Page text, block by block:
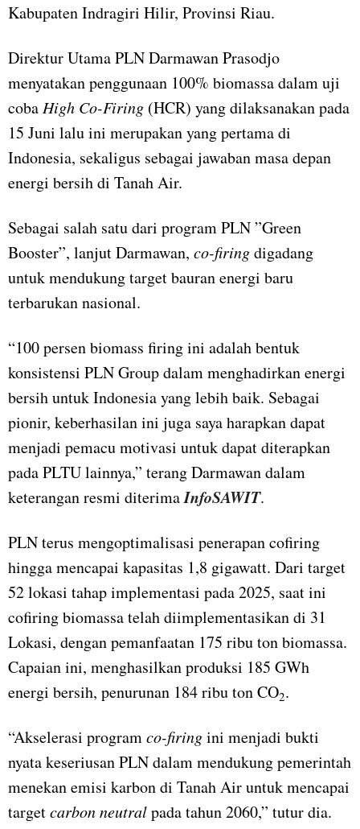
Kabupaten Indragiri Hilir, Provinsi Riau.
Direktur Utama PLN Darmawan Prasodjo
menyatakan penggunaan 100% biomassa dalam uji
cobaHigh Co-Firing (HCR) yang dilaksanakan pada
15 Juni lalu ini merupakan yang pertama di
Indonesia, sekaligus sebagai jawaban masa depan
energi bersih di Tanah Air.
Sebagai salah satu dari program PLN ”Green
Booster”, lanjut Darmawan, co-firingdigadang
untuk mendukung target bauran energi baru
terbarukan nasional.
“100 persen biomass firing ini adalah bentuk
konsistensi PLN Group dalam menghadirkan energi
bersih untuk Indonesia yang lebih baik. Sebagai
pionir, keberhasilan ini juga saya harapkan dapat
menjadi pemacu motivasi untuk dapat diterapkan
pada PLTU lainnya,” terang Darmawan dalam
keterangan resmi diterimaInfoSAWIT.
PLN terus mengoptimalisasi penerapan cofiring
hingga mencapai kapasitas 1,8 gigawatt. Dari target
52 lokasi tahap implementasi pada 2025, saat ini
cofiring biomassa telah diimplementasikan di 31
Lokasi, dengan pemanfaatan 175 ribu ton biomassa.
Capaian ini, menghasilkan produksi 185 GWh
energi bersih, penurunan 184 ribu ton CO2.
“Akselerasi programco-firingini menjadi bukti
nyata keseriusan PLN dalam mendukung pemerintah
menekan emisi karbon di Tanah Air untuk mencapai
targetcarbon neutralpada tahun 2060,” tutur dia.